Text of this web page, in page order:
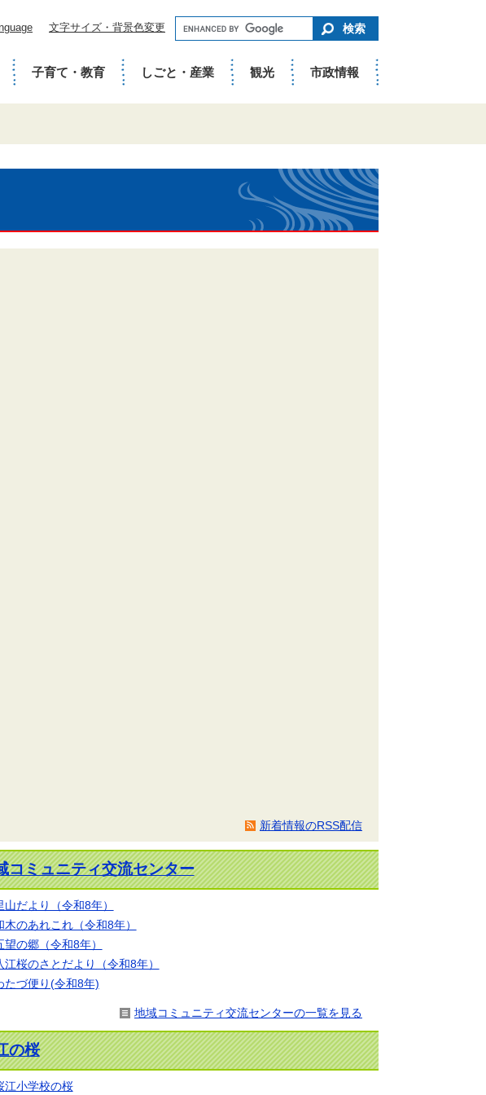
文字サイズ・背景色変更
ー
ワ
ド
で
が
子育て・教育 しごと・産業 観光 市政情報
新着情報のRSS配信
コミュニティ交流センター
山だより（令和8年）
木のあれこれ（令和8年）
望の郷（令和8年）
江桜のさとだより（令和8年）
たづ便り(令和8年)
地域コミュニティ交流センターの一覧を見る
の桜
江小学校の桜